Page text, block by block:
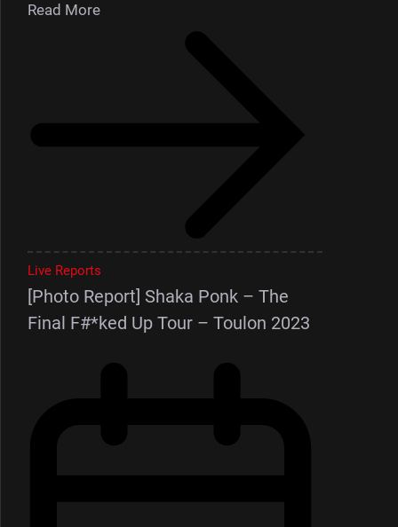
Read More
Live Reports
[Photo Report] Shaka Ponk – The
Final F#*ked Up Tour – Toulon 2023